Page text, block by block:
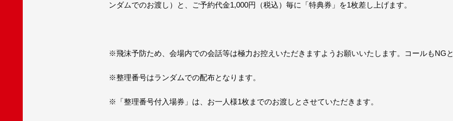
ンダムでのお渡し）と、ご予約代金1,000円（税込）毎に「特典券」を1枚差し上げます。
※飛沫予防ため、会場内での会話等は極力お控えいただきますようお願いいたします。コールもNG
※整理番号はランダムでの配布となります。
※「整理番号付入場券」は、お一人様1枚までのお渡しとさせていただきます。